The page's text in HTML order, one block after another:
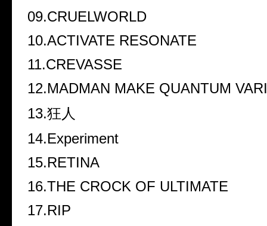
09.CRUELWORLD
10.ACTIVATE RESONATE
11.CREVASSE
12.MADMAN MAKE QUANTUM
13.狂人
14.Experiment
15.RETINA
16.THE CROCK OF ULTIMATE
17.RIP